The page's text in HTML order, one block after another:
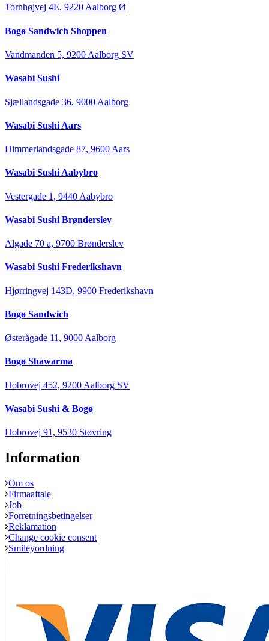
Tornhøjvej 4E, 9220 Aalborg Ø
Bogø Sandwich Shoppen
Vandmanden 5, 9200 Aalborg SV
Wasabi Sushi
Sjællandsgade 36, 9000 Aalborg
Wasabi Sushi Aars
Himmerlandsgade 87, 9600 Aars
Wasabi Sushi Aabybro
Vestergade 1, 9440 Aabybro
Wasabi Sushi Brønderslev
Algade 70 a, 9700 Brønderslev
Wasabi Sushi Frederikshavn
Hjørringvej 143D, 9900 Frederikshavn
Bogø Sandwich
Østerågade 11, 9000 Aalborg
Bogø Shawarma
Hobrovej 452, 9200 Aalborg SV
Wasabi Sushi & Bogø
Hobrovej 91, 9530 Støvring
Information
Om os
Firmaaftale
Job
Forretningsbetingelser
Reklamation
Change cookie consent
Smileyordning